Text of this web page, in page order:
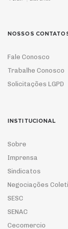
NOSSOS
Fale Conosco
Trabalhe Conosco
Solicitações LGPD
INSTITUCIONAL
Sobre
Imprensa
Sindicatos
Negociações
SESC
SENAC
Cecomercio